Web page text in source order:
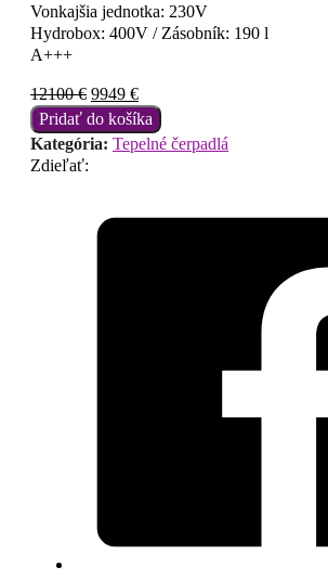
Vonkajšia jednotka: 230V
Hydrobox: 400V / Zásobník: 190 l
A+++
12100€ Pôvodná
cena
bola:
12100 €.
9949 €Aktuálna
cena
je:
9949 €.
Pridať do košíka
Kategória: Tepelné čerpadlá
Zdieľať: